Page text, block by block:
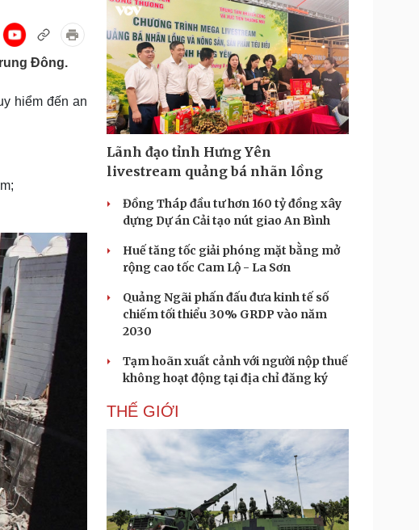
Doanh nghiệp
Thông tin doanh nghiệp
Doanh nghiệp 24h
Doanh nhân
Vì cộng đồng
Công nghệ
Sành điệu
Tin Công nghệ
Trải nghiệm
Chuyển đổi số
Podcast
Câu chuyện thời sự
Cửa sổ tình yêu
Kể chuyện cho bé
Đông.
hiểm đến an
Lãnh đạo tỉnh Hưng Yên
livestream quảng bá nhãn lồng
Đồng Tháp đầu tư hơn 160 tỷ đồng xây
dựng Dự án Cải tạo nút giao An Bình
Huế tăng tốc giải phóng mặt bằng mở
rộng cao tốc Cam Lộ - La Sơn
Quảng Ngãi phấn đấu đưa kinh tế số
chiếm tối thiểu 30% GRDP vào năm
2030
Tạm hoãn xuất cảnh với người nộp thuế
không hoạt động tại địa chỉ đăng ký
THẾ GIỚI